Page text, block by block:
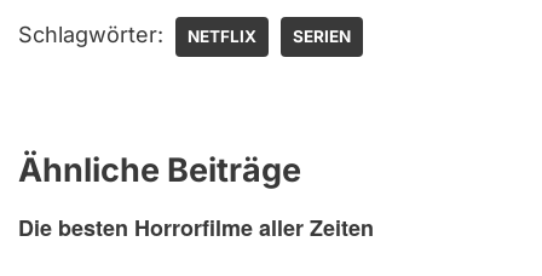
Schlagwörter: NETFLIX SERIEN
Ähnliche Beiträge
Die besten Horrorfilme aller Zeiten